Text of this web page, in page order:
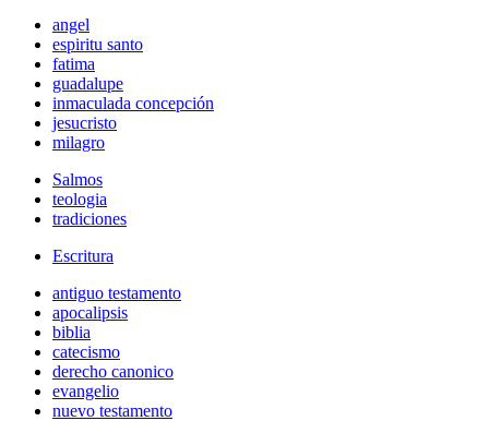
angel
espiritu santo
fatima
guadalupe
inmaculada concepción
jesucristo
milagro
Salmos
teologia
tradiciones
Escritura
antiguo testamento
apocalipsis
biblia
catecismo
derecho canonico
evangelio
nuevo testamento